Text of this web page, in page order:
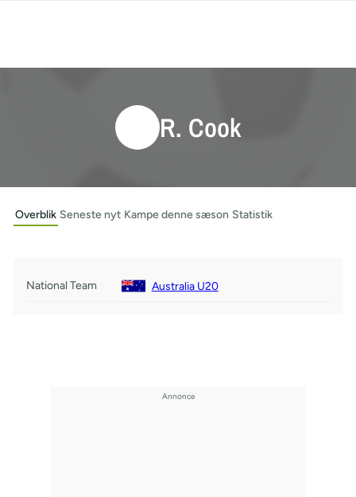
R. Cook
Overblik Seneste nyt Kampe denne sæson Statistik
National Team Australia U20